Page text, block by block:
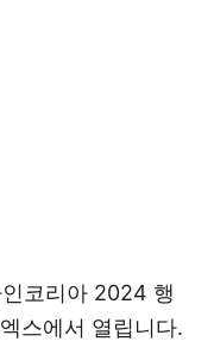
코리아 2024 행
스에서 열립니다.